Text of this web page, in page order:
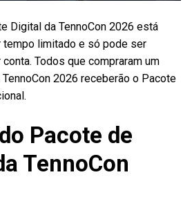
Digital da TennoCon 2026 está
limitado e só pode ser
Todos que compraram um
2026 receberão o Pacote
Pacote de
TennoCon